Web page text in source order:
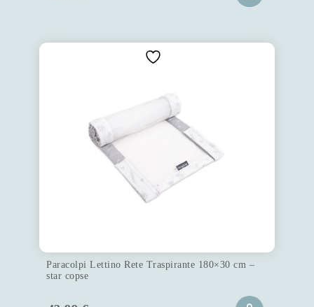
Paracolpi Lettino Rete Traspirante 180×30 cm –
star copse